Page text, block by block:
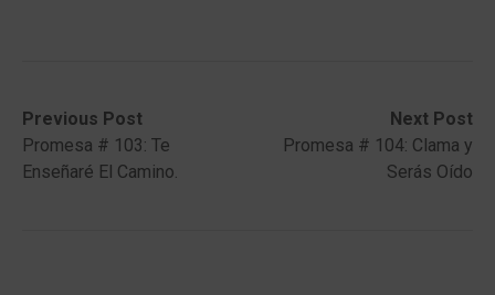
Post
navigation
Previous Post
Previous
post:Promesa # 103: Te
Enseñaré El Camino.
Next Post
Next
post:
Promesa # 104: Clama y
Serás Oído